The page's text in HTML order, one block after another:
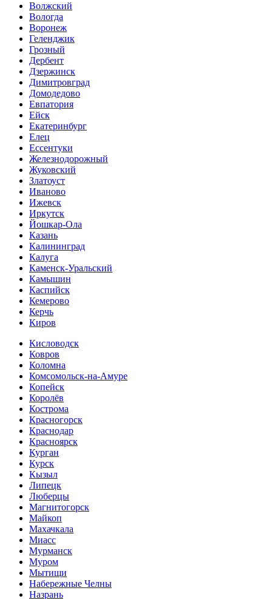
Волжский
Вологда
Воронеж
Геленджик
Грозный
Дербент
Дзержинск
Димитровград
Домодедово
Евпатория
Ейск
Екатеринбург
Елец
Ессентуки
Железнодорожный
Жуковский
Златоуст
Иваново
Ижевск
Иркутск
Йошкар-Ола
Казань
Калининград
Калуга
Каменск-Уральский
Камышин
Каспийск
Кемерово
Керчь
Киров
Кисловодск
Ковров
Коломна
Комсомольск-на-Амуре
Копейск
Королёв
Кострома
Красногорск
Краснодар
Красноярск
Курган
Курск
Кызыл
Липецк
Люберцы
Магнитогорск
Майкоп
Махачкала
Миасс
Мурманск
Муром
Мытищи
Набережные Челны
Назрань